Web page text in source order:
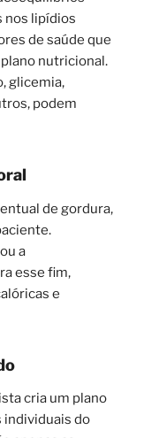
nos lipídios
de saúde que
nutricional.
glicemia,
podem
de gordura,
a
esse fim,
e
cria um plano
individuais do